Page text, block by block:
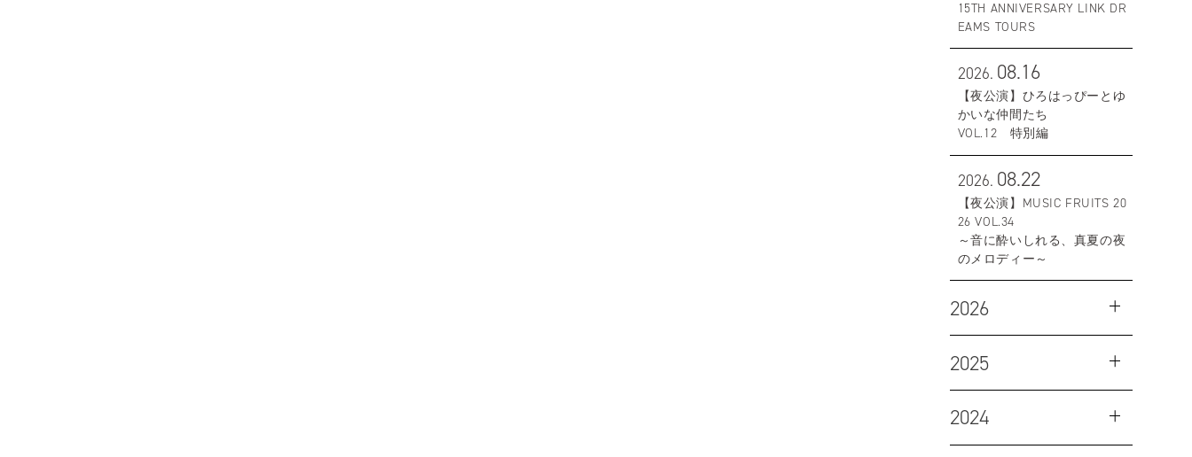
15TH ANNIVERSARY LINK DR
EAMS TOURS
2026. 08.16
【夜公演】ひろはっぴーとゆ
かいな仲間たち
VOL.12 特別編
2026. 08.22
【夜公演】MUSIC FRUITS 20
26 VOL.34
～音に酔いしれる、真夏の夜
のメロディー～
2026
2025
2024